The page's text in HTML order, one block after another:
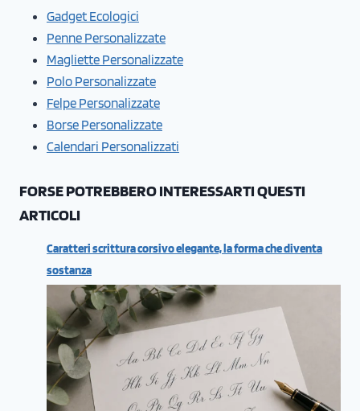
Gadget Ecologici
Penne Personalizzate
Magliette Personalizzate
Polo Personalizzate
Felpe Personalizzate
Borse Personalizzate
Calendari Personalizzati
FORSE POTREBBERO INTERESSARTI QUESTI
ARTICOLI
Caratteri scrittura corsivo elegante, la forma che diventa
sostanza